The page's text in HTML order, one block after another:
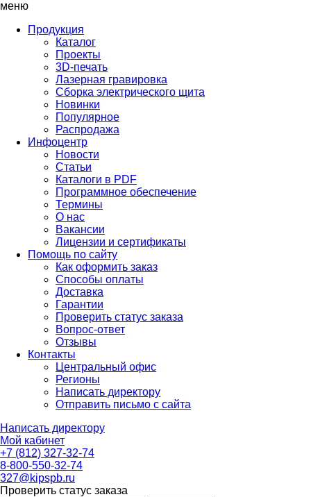
меню
Продукция
Каталог
Проекты
3D-печать
Лазерная гравировка
Сборка электрического щита
Новинки
Популярное
Распродажа
Инфоцентр
Новости
Статьи
Каталоги в PDF
Программное обеспечение
Термины
О нас
Вакансии
Лицензии и сертификаты
Помощь по сайту
Как оформить заказ
Способы оплаты
Доставка
Гарантии
Проверить статус заказа
Вопрос-ответ
Отзывы
Контакты
Центральный офис
Регионы
Написать директору
Отправить письмо с сайта
Написать директору
Мой кабинет
+7 (812) 327-32-74
8-800-550-32-74
327@kipspb.ru
Проверить статус заказа